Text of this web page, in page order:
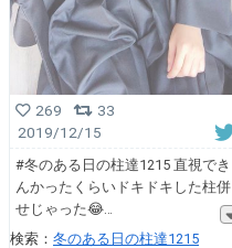
269
33
2019/12/15
#冬のある日の柱達1215 直視でき
んかったくらいドキドキした柱併
せじゃった😂
検索： 冬のある日の柱達1215